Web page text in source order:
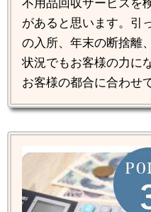
不用品回収サービスを
があると思います。引
の入所、年末の断捨離
状況でもお客様の力に
お客様の都合に合わせ